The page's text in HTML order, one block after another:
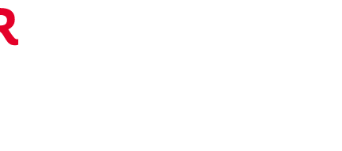
OFERTE DE NERATAT